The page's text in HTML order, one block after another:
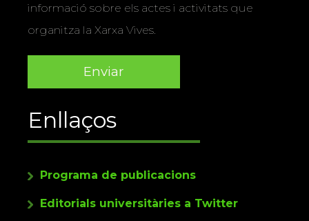
informació sobre els actes i activitats que
organitza la Xarxa Vives.
Enllaços
Programa de publicacions
Editorials universitàries a Twitter